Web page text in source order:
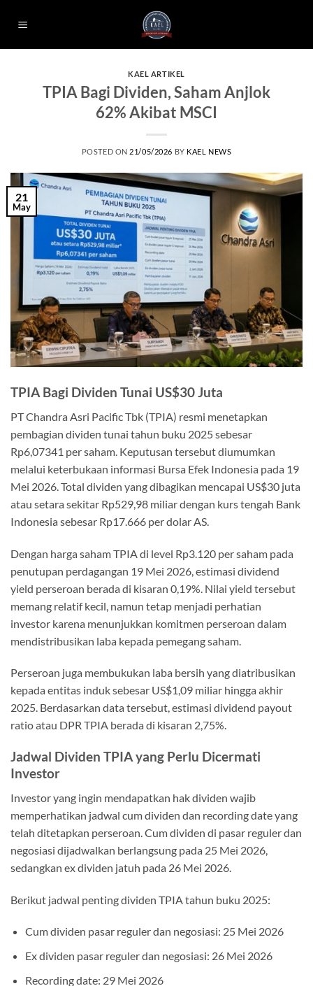
KAEL ARTIKEL
TPIA Bagi Dividen, Saham Anjlok
62% Akibat MSCI
POSTED ON 21/05/2026 BY KAEL NEWS
21
May
TPIA Bagi Dividen Tunai US$30 Juta
PT Chandra Asri Pacific Tbk (TPIA) resmi menetapkan
pembagian dividen tunai tahun buku 2025 sebesar
Rp6,07341 per saham. Keputusan tersebut diumumkan
melalui keterbukaan informasi Bursa Efek Indonesia pada 19
Mei 2026. Total dividen yang dibagikan mencapai US$30 juta
atau setara sekitar Rp529,98 miliar dengan kurs tengah Bank
Indonesia sebesar Rp17.666 per dolar AS.
Dengan harga saham TPIA di level Rp3.120 per saham pada
penutupan perdagangan 19 Mei 2026, estimasi dividend
yield perseroan berada di kisaran 0,19%. Nilai yield tersebut
memang relatif kecil, namun tetap menjadi perhatian
investor karena menunjukkan komitmen perseroan dalam
mendistribusikan laba kepada pemegang saham.
Perseroan juga membukukan laba bersih yang diatribusikan
kepada entitas induk sebesar US$1,09 miliar hingga akhir
2025. Berdasarkan data tersebut, estimasi dividend payout
ratio atau DPR TPIA berada di kisaran 2,75%.
Jadwal Dividen TPIA yang Perlu Dicermati
Investor
Investor yang ingin mendapatkan hak dividen wajib
memperhatikan jadwal cum dividen dan recording date yang
telah ditetapkan perseroan. Cum dividen di pasar reguler dan
negosiasi dijadwalkan berlangsung pada 25 Mei 2026,
sedangkan ex dividen jatuh pada 26 Mei 2026.
Berikut jadwal penting dividen TPIA tahun buku 2025:
Cum dividen pasar reguler dan negosiasi: 25 Mei 2026
Ex dividen pasar reguler dan negosiasi: 26 Mei 2026
Recording date: 29 Mei 2026